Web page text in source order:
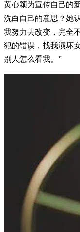
黄心颖为宣传自己的
洗白自己的意思？她
我努力去改变，完全
犯的错误，找我演坏
别人怎么看我。”